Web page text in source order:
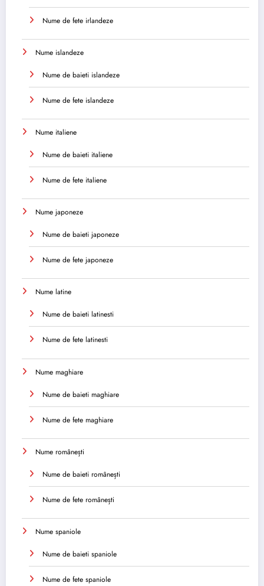
Nume de fete irlandeze
Nume islandeze
Nume de baieti islandeze
Nume de fete islandeze
Nume italiene
Nume de baieti italiene
Nume de fete italiene
Nume japoneze
Nume de baieti japoneze
Nume de fete japoneze
Nume latine
Nume de baieti latinesti
Nume de fete latinesti
Nume maghiare
Nume de baieti maghiare
Nume de fete maghiare
Nume românești
Nume de baieti românești
Nume de fete românești
Nume spaniole
Nume de baieti spaniole
Nume de fete spaniole